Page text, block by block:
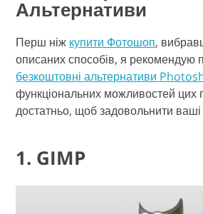
Альтернативи
Перш ніж купити Фотошоп,
описаних способів, я рекомендую
безкоштовні альтернативи
функціональних можливостей цих
достатньо, щоб задовольнити
1. GIMP